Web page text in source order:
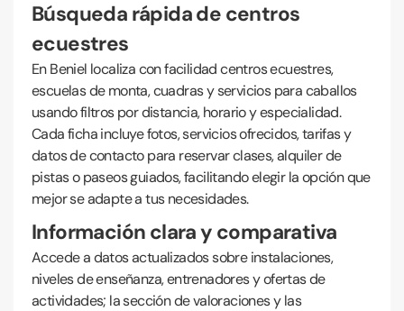
Búsqueda rápida de centros
ecuestres
En Beniel localiza con facilidad centros ecuestres,
escuelas de monta, cuadras y servicios para caballos
usando filtros por distancia, horario y especialidad.
Cada ficha incluye fotos, servicios ofrecidos, tarifas y
datos de contacto para reservar clases, alquiler de
pistas o paseos guiados, facilitando elegir la opción que
mejor se adapte a tus necesidades.
Información clara y comparativa
Accede a datos actualizados sobre instalaciones,
niveles de enseñanza, entrenadores y ofertas de
actividades; la sección de valoraciones y las